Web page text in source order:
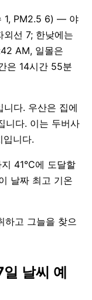
1, PM2.5 6) — 야
선 7; 한낮에는
AM, 일몰은
은 14시간 55분
다. 우산은 집에
니다. 이는 두버사
니다.
41°C에 도달할
날짜 최고 기온
하고 그늘을 찾으
날씨 예